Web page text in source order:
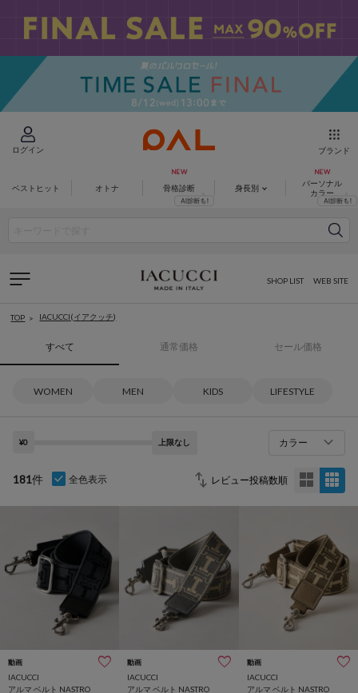
ログイン ブランド
ベストヒット オトナ 骨格診断 身長別
パーソナル
カラー
SHOP LIST WEB SITE
TOP IACUCCI(イアクッチ)
すべて 通常価格 セール価格
WOMEN MEN KIDS LIFESTYLE
¥0 上限なし カラー
181件 全色表示
動画
IACUCCI
アルマ ベルト NASTRO
動画
IACUCCI
アルマ ベルト NASTRO
動画
IACUCCI
アルマ ベルト NASTRO